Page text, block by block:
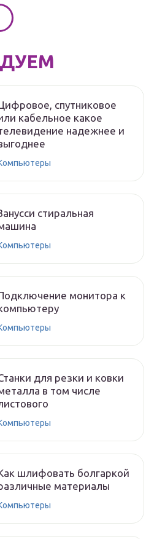
спутниковое
кабельное какое
надежнее и
стиральная
монитора к
для резки и ковки
в том числе
шлифовать болгаркой
материалы